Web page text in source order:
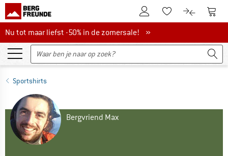
De klantenaccount
Naar deNaar de
Nu tot maar liefst -50% in de zomersale!
Nu tot maar liefst -50% in de zomersale! »
Sportshirts
Bergvriend Max